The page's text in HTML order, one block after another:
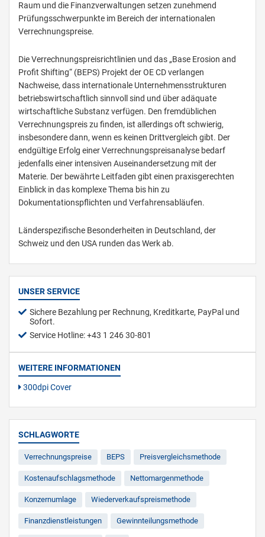
Raum und die Finanzverwaltungen setzen zunehmend
Prüfungsschwerpunkte im Bereich der internationalen
Verrechnungspreise.
Die Verrechnungspreisrichtlinien und das „Base Erosion and
Profit Shifting“ (BEPS) Projekt der OE CD verlangen
Nachweise, dass internationale Unternehmensstrukturen
betriebswirtschaftlich sinnvoll sind und über adäquate
wirtschaftliche Substanz verfügen. Den fremdüblichen
Verrechnungspreis zu finden, ist allerdings oft schwierig,
insbesondere dann, wenn es keinen Drittvergleich gibt. Der
endgültige Erfolg einer Verrechnungspreisanalyse bedarf
jedenfalls einer intensiven Auseinandersetzung mit der
Materie. Der bewährte Leitfaden gibt einen praxisgerechten
Einblick in das komplexe Thema bis hin zu
Dokumentationspflichten und Verfahrensabläufen.
Länderspezifische Besonderheiten in Deutschland, der
Schweiz und den USA runden das Werk ab.
UNSER SERVICE
Sichere Bezahlung per Rechnung, Kreditkarte, PayPal und
Sofort.
Service Hotline: +43 1 246 30-801
WEITERE INFORMATIONEN
300dpi Cover
SCHLAGWORTE
Verrechnungspreise BEPS Preisvergleichsmethode
Kostenaufschlagsmethode Nettomargenmethode
Konzernumlage Wiederverkaufspreismethode
Finanzdienstleistungen Gewinnteilungsmethode